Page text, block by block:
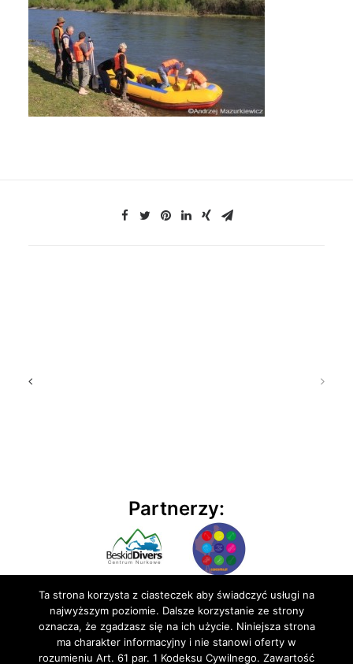
Partnerzy:
Ta strona korzysta z ciasteczek aby świadczyć usługi na
najwyższym poziomie. Dalsze korzystanie ze strony
oznacza, że zgadzasz się na ich użycie. Niniejsza strona
ma charakter informacyjny i nie stanowi oferty w
rozumieniu Art. 61 par. 1 Kodeksu Cywilnego. Zawartość